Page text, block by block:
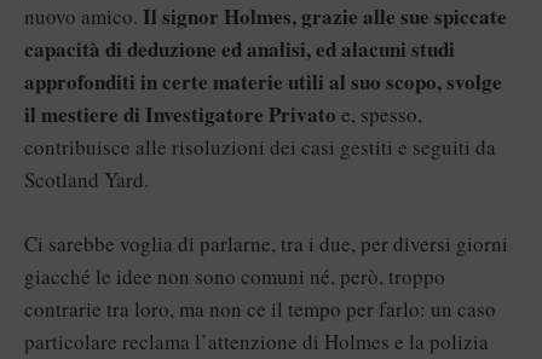
nuovo amico. Il signor Holmes, grazie alle sue spiccate
capacità di deduzione ed analisi, ed alacuni studi
approfonditi in certe materie utili al suo scopo, svolge
il mestiere di Investigatore Privato e, spesso,
contribuisce alle risoluzioni dei casi gestiti e seguiti da
Scotland Yard.
Ci sarebbe voglia di parlarne, tra i due, per diversi giorni
giacché le idee non sono comuni né, però, troppo
contrarie tra loro, ma non ce il tempo per farlo: un caso
particolare reclama l’attenzione di Holmes e la polizia